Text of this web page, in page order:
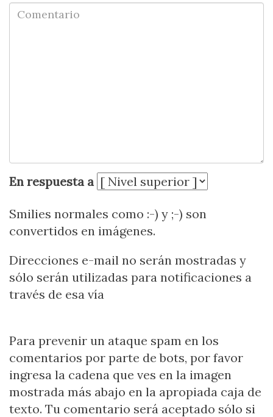
En respuesta a
Smilies normales como :-) y ;-) son
convertidos en imágenes.
Direcciones e-mail no serán mostradas y
sólo serán utilizadas para notificaciones a
través de esa vía
Para prevenir un ataque spam en los
comentarios por parte de bots, por favor
ingresa la cadena que ves en la imagen
mostrada más abajo en la apropiada caja de
texto. Tu comentario será aceptado sólo si